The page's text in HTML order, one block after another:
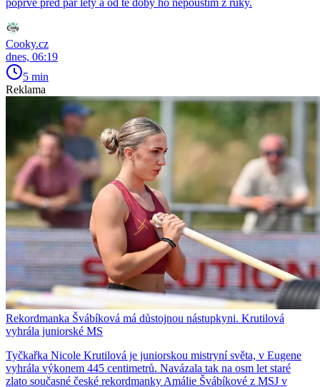
poprvé před pár lety a od té doby ho nepouštím z ruky.
Cooky.cz
dnes, 06:19
5 min
Reklama
Rekordmanka Švábíková má důstojnou nástupkyni. Krutilová
vyhrála juniorské MS
Tyčkařka Nicole Krutilová je juniorskou mistryní světa, v Eugene
vyhrála výkonem 445 centimetrů. Navázala tak na osm let staré
zlato současné české rekordmanky Amálie Švábíkové z MSJ v